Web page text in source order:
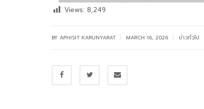
Views: 8,249
BY APHISIT KARUNYARAT MARCH 16, 2026 ข่าวทั่วไป